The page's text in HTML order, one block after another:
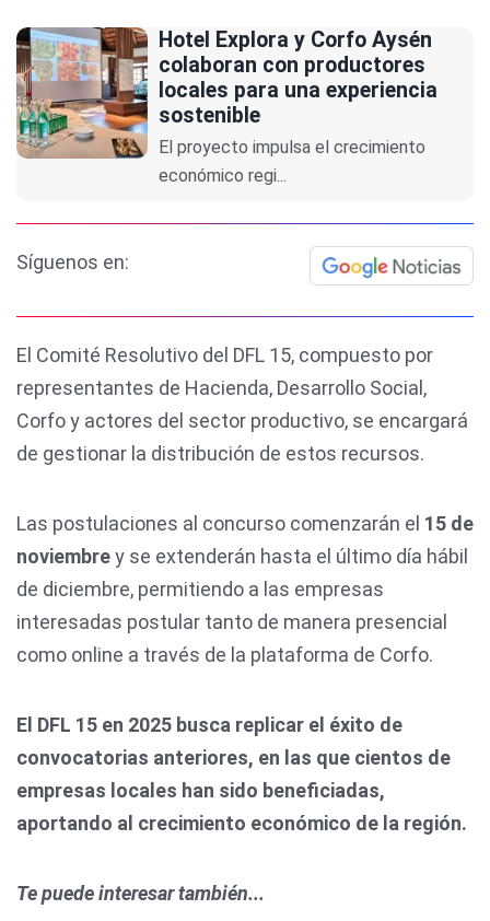
Hotel Explora y Corfo Aysén
colaboran con productores
locales para una experiencia
sostenible
El proyecto impulsa el crecimiento
económico regi...
Síguenos en:
El Comité Resolutivo del DFL 15, compuesto por
representantes de Hacienda, Desarrollo Social,
Corfo y actores del sector productivo, se encargará
de gestionar la distribución de estos recursos.
Las postulaciones al concurso comenzarán el 15 de
noviembrey se extenderán hasta el último día hábil
de diciembre, permitiendo a las empresas
interesadas postular tanto de manera presencial
como online a través de la plataforma de Corfo.
El DFL 15 en 2025 busca replicar el éxito de
convocatorias anteriores, en las que cientos de
empresas locales han sido beneficiadas,
aportando al crecimiento económico de la región.
Te puede interesar también...